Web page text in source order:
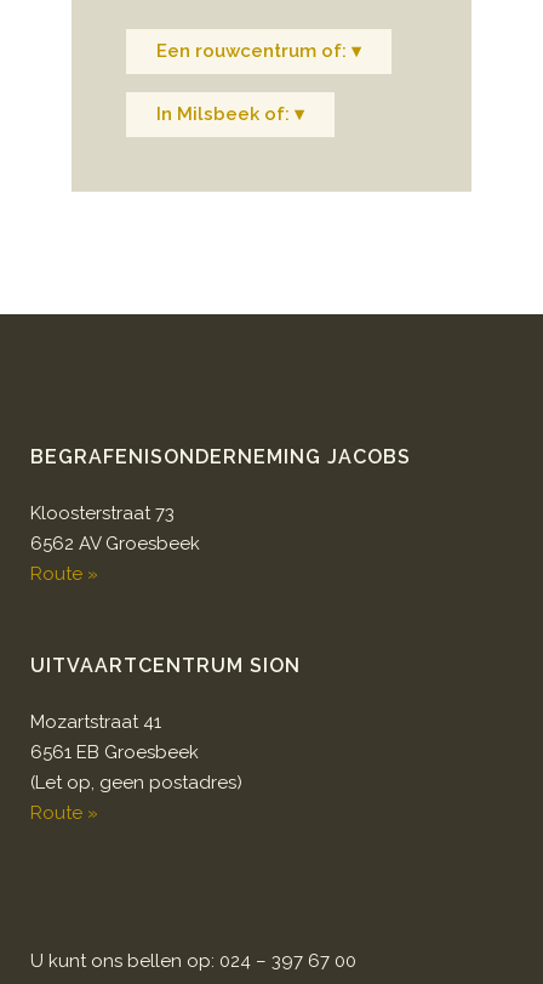
Een rouwcentrum of: ▾
In Milsbeek of: ▾
BEGRAFENISONDERNEMING JACOBS
Kloosterstraat 73
6562 AV Groesbeek
Route »
UITVAARTCENTRUM SION
Mozartstraat 41
6561 EB Groesbeek
(Let op, geen postadres)
Route »
U kunt ons bellen op: 024 – 397 67 00